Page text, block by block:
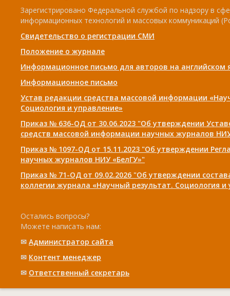
Зарегистрировано Федеральной службой по надзору в
информационных технологий и массовых коммуникаций
Свидетельство о регистрации СМИ
Положение о журнале
Информационное письмо для авторов на английском
Информационное письмо
Устав редакции средства массовой информации
Социология и управление»
Приказ № 636-ОД от 30.06.2023 "Об утверждении
средств массовой информации научных журналов
Приказ № 1097-ОД от 15.11.2023 "Об утверждении
научных журналов НИУ «БелГУ»"
Приказ № 71-ОД от 09.02.2026 "Об утверждении
коллегии журнала «Научный результат. Социология и
Остались вопросы?
Можете написать нам:
✉ Администратор сайта
✉ Контент менеджер
✉ Ответственный cекретарь